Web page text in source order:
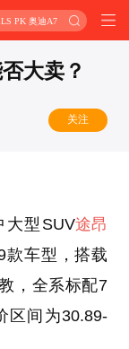
PK 奥迪A7
大卖？
关注
大型SUV途昂
款车型，搭载
，全系标配7
区间为30.89-